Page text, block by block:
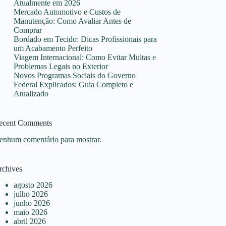
Atualmente em 2026
Mercado Automotivo e Custos de
Manutenção: Como Avaliar Antes de
Comprar
Bordado em Tecido: Dicas Profissionais para
um Acabamento Perfeito
Viagem Internacional: Como Evitar Multas e
Problemas Legais no Exterior
Novos Programas Sociais do Governo
Federal Explicados: Guia Completo e
Atualizado
Comments
comentário para mostrar.
agosto 2026
julho 2026
junho 2026
maio 2026
abril 2026